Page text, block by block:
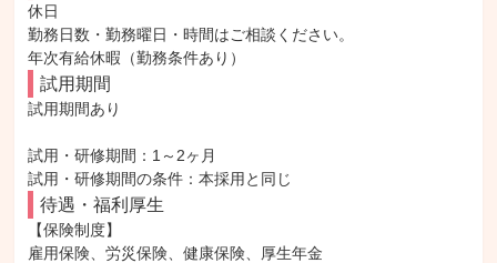
休日
勤務日数・勤務曜日・時間はご相談ください。
年次有給休暇（勤務条件あり）
試用期間
試用期間あり
試用・研修期間：1～2ヶ月
待遇・福利厚生
【保険制度】
雇用保険、労災保険、健康保険、厚生年金